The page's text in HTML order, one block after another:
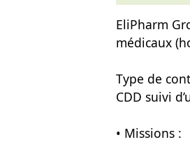
EliPharm
médicaux
Type de
CDD suivi
• Missions :